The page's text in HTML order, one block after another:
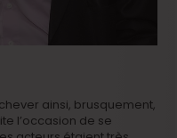
ainsi, brusquement,
l’occasion de se